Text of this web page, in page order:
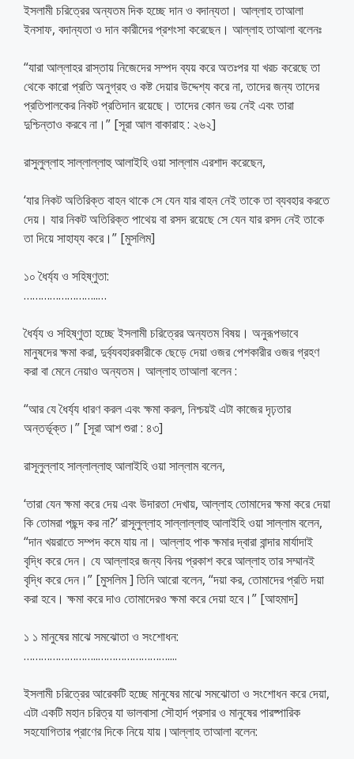
ইসলামী চরিত্রের অন্যতম দিক হচ্ছে দান ও বদান্যতা। আল্লাহ তাআলা
ইনসাফ, বদান্যতা ও দান কারীদের প্রশংসা করেছেন। আল্লাহ তাআলা বলেনঃ
“যারা আল্লাহর রাস্তায় নিজেদের সম্পদ ব্যয় করে অতঃপর যা খরচ করেছে তা
থেকে কারো প্রতি অনুগ্রহ ও কষ্ট দেয়ার উদ্দেশ্য করে না, তাদের জন্য তাদের
প্রতিপালকের নিকট প্রতিদান রয়েছে। তাদের কোন ভয় নেই এবং তারা
দুশ্চিন্তাও করবে না।” [সূরা আল বাকারাহ : ২৬২]
রাসুলুল্লাহ সাল্লাল্লাহু আলাইহি ওয়া সাল্লাম এরশাদ করেছেন,
‘যার নিকট অতিরিক্ত বাহন থাকে সে যেন যার বাহন নেই তাকে তা ব্যবহার করতে
দেয়। যার নিকট অতিরিক্ত পাথেয় বা রসদ রয়েছে সে যেন যার রসদ নেই তাকে
তা দিয়ে সাহায্য করে।” [মুসলিম]
১০ ধৈর্য্য ও সহিষ্ণুতা:
……………………..…
ধৈর্য্য ও সহিষ্ণুতা হচ্ছে ইসলামী চরিত্রের অন্যতম বিষয়। অনুরূপভাবে
মানুষদের ক্ষমা করা, দুর্ব্যবহারকারীকে ছেড়ে দেয়া ওজর পেশকারীর ওজর গ্রহণ
করা বা মেনে নেয়াও অন্যতম। আল্লাহ তাআলা বলেন :
“আর যে ধৈর্য্য ধারণ করল এবং ক্ষমা করল, নিশ্চয়ই এটা কাজের দৃঢ়তার
অন্তর্ভূক্ত।” [সূরা আশ শুরা : ৪৩]
রাসূলুল্লাহ সাল্লাল্লাহু আলাইহি ওয়া সাল্লাম বলেন,
‘তারা যেন ক্ষমা করে দেয় এবং উদারতা দেখায়, আল্লাহ তোমাদের ক্ষমা করে দেয়া
কি তোমরা পছন্দ কর না?’ রাসূলুল্লাহ সাল্লাল্লাহু আলাইহি ওয়া সাল্লাম বলেন,
“দান খয়রাতে সম্পদ কমে যায় না। আল্লাহ পাক ক্ষমার দ্বারা বান্দার মার্যাদাই
বৃদ্ধি করে দেন। যে আল্লাহর জন্য বিনয় প্রকাশ করে আল্লাহ তার সম্মানই
বৃদ্ধি করে দেন।” [মুসলিম ] তিনি আরো বলেন, “দয়া কর, তোমাদের প্রতি দয়া
করা হবে। ক্ষমা করে দাও তোমাদেরও ক্ষমা করে দেয়া হবে।” [আহমাদ]
১ ১ মানুষের মাঝে সমঝোতা ও সংশোধন:
……………………..……………………....
ইসলামী চরিত্রের আরেকটি হচ্ছে মানুষের মাঝে সমঝোতা ও সংশোধন করে দেয়া,
এটা একটি মহান চরিত্র যা ভালবাসা সৌহার্দ প্রসার ও মানুষের পারষ্পারিক
সহযোগিতার প্রাণের দিকে নিয়ে যায়।আল্লাহ তাআলা বলেন: